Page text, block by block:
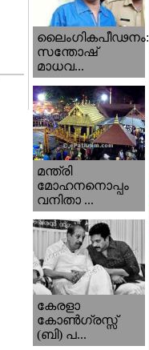
ലൈംഗികപീഢനം:
സന്തോഷ്
മാധവ...
മന്ത്രി
മോഹനനൊപ്പം
വനിതാ ...
കേരളാ
കോണ്‍ഗ്രസ്സ്
(ബി) പ...